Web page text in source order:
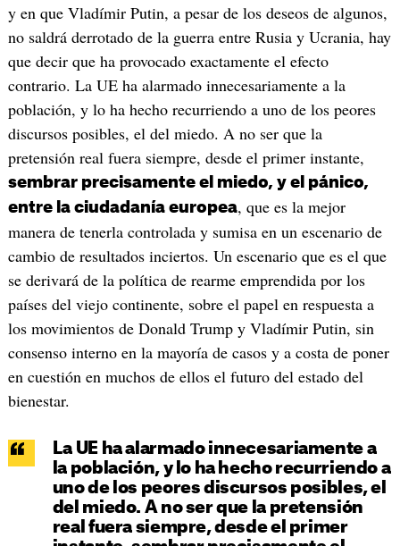
y en que Vladímir Putin, a pesar de los deseos de algunos,
no saldrá derrotado de la guerra entre Rusia y Ucrania, hay
que decir que ha provocado exactamente el efecto
contrario. La UE ha alarmado innecesariamente a la
población, y lo ha hecho recurriendo a uno de los peores
discursos posibles, el del miedo. A no ser que la
pretensión real fuera siempre, desde el primer instante,
sembrar precisamente el miedo, y el pánico,
entre la ciudadanía europea, que es la mejor
manera de tenerla controlada y sumisa en un escenario de
cambio de resultados inciertos. Un escenario que es el que
se derivará de la política de rearme emprendida por los
países del viejo continente, sobre el papel en respuesta a
los movimientos de Donald Trump y Vladímir Putin, sin
consenso interno en la mayoría de casos y a costa de poner
en cuestión en muchos de ellos el futuro del estado del
bienestar.
La UE ha alarmado innecesariamente a
la población, y lo ha hecho recurriendo a
uno de los peores discursos posibles, el
del miedo. A no ser que la pretensión
real fuera siempre, desde el primer